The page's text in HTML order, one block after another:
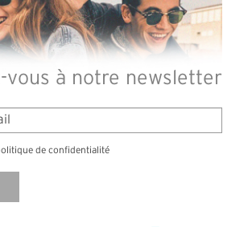
vous à notre newsletter
de confidentialité